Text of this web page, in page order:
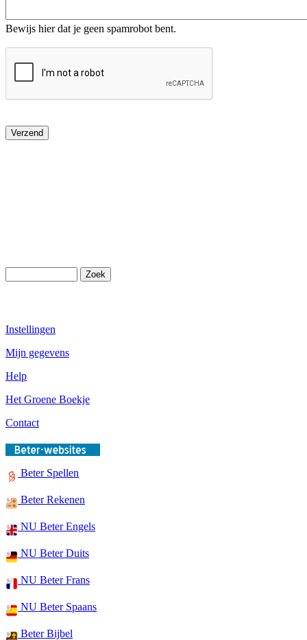
Bewijs hier dat je geen spamrobot bent.
Instellingen
Mijn gegevens
Help
Het Groene Boekje
Contact
Beter Spellen
Beter Rekenen
NU Beter Engels
NU Beter Duits
NU Beter Frans
NU Beter Spaans
Beter Bijbel